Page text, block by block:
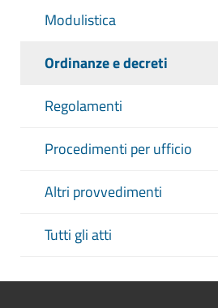
Modulistica
Ordinanze e decreti
Regolamenti
Procedimenti per ufficio
Altri provvedimenti
Tutti gli atti